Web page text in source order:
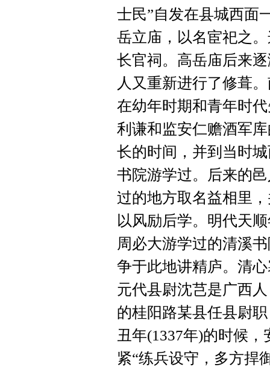
士民”自发在县城西面
岳立庙，以名宦祀之
长官祠。高岳庙后来
人又重新进行了修葺
在幼年时期和青年时
利谦和监安仁赡酒军
长的时间，并到当时
书院游学过。后来的
过的地方取名益相里
以风励后学。明代天
周必大游学过的清溪
争于此地讲精庐。清
元代县尉沈芑是广西
的桂阳路某县任县尉
丑年(1337年)的时候
紧“练兵设守，多方捍